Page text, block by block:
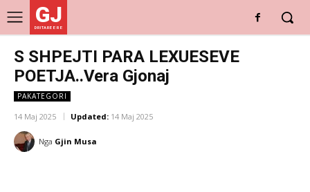
GJ
DRITARE E RE
S SHPEJTI PARA LEXUESEVE
POETJA..Vera Gjonaj
PAKATEGORI
14 Maj 2025 Updated: 14 Maj 2025
Nga Gjin Musa